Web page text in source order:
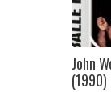
John
(1990)